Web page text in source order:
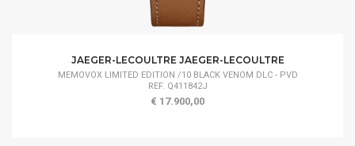
JAEGER-LECOULTRE JAEGER-LECOULTRE
MEMOVOX LIMITED EDITION /10 BLACK VENOM DLC - PVD
REF. Q411842J
€ 17.900,00